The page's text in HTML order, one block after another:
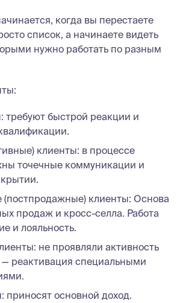
когда вы перестаете
список, а начинаете видеть
нужно работать по разным
требуют быстрой реакции и
клиенты: в процессе
точечные коммуникации и
(постпродажные) клиенты: Основа
продаж и кросс-селла. Работа
и лояльность.
не проявляли активность
— реактивация специальными
приносят основной доход.